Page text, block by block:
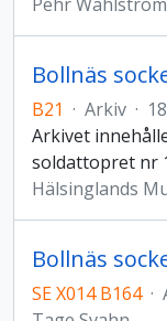
B21 · Arkiv ·
Arkivet
soldattopret nr
Hälsinglands
SE X014 B164 ·